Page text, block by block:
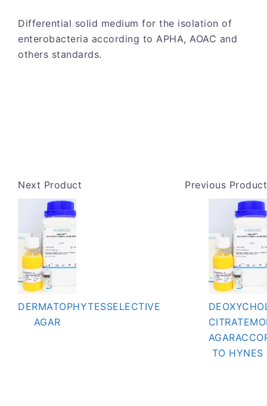
Differential solid medium for the isolation of
enterobacteria according to APHA, AOAC and
others standards.
Next Product
DERMATOPHYTESSELECTIVE
AGAR
Previous Product
TO HYNES